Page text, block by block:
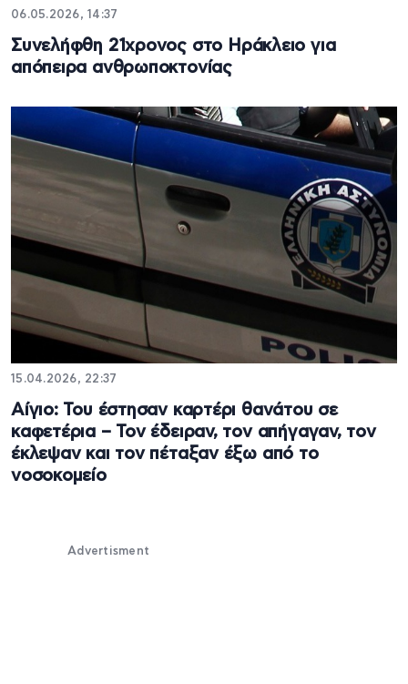
06.05.2026, 14:37
Συνελήφθη 21χρονος στο Ηράκλειο για
απόπειρα ανθρωποκτονίας
15.04.2026, 22:37
Αίγιο: Του έστησαν καρτέρι θανάτου σε
καφετέρια – Τον έδειραν, τον απήγαγαν, τον
έκλεψαν και τον πέταξαν έξω από το
νοσοκομείο
Advertisment